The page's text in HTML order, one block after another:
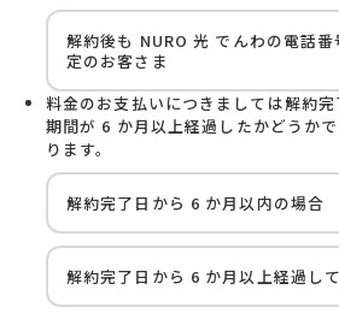
解約後も NURO 光 でんわの電話
定のお客さま
料金のお支払いにつきましては解約
期間が 6 か月以上経過したかどうか
ります。
解約完了日から 6 か月以内の場合
解約完了日から 6 か月以上経過し